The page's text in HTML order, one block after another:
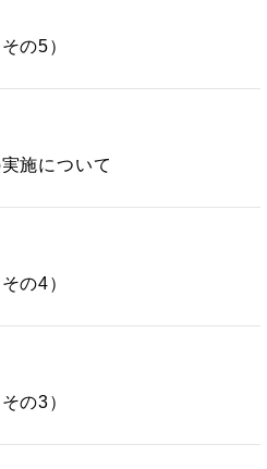
の5）
施について
の4）
の3）